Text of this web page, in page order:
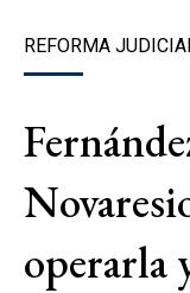
REFORMA
operarla